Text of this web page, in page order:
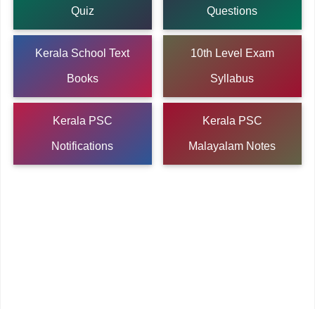
Quiz Questions
Kerala School Text
Books
10th Level Exam
Syllabus
Kerala PSC
Notifications
Kerala PSC
Malayalam Notes